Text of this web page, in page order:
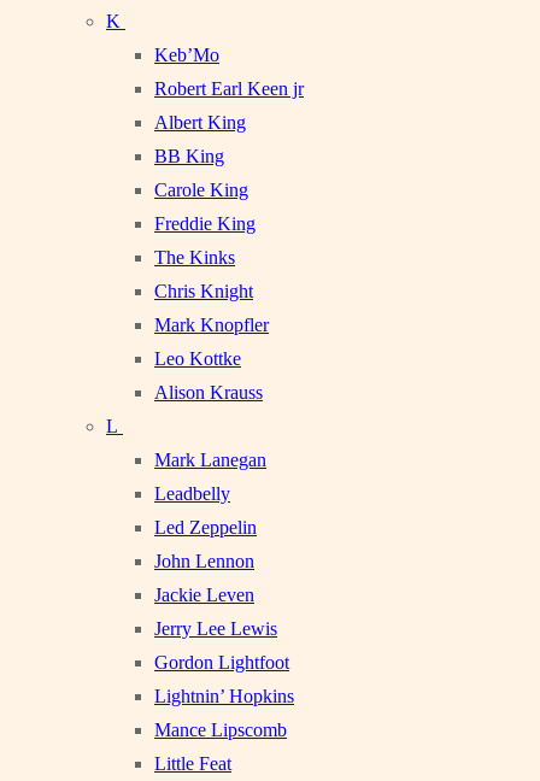
K
Keb’Mo
Robert Earl Keen jr
Albert King
BB King
Carole King
Freddie King
The Kinks
Chris Knight
Mark Knopfler
Leo Kottke
Alison Krauss
L
Mark Lanegan
Leadbelly
Led Zeppelin
John Lennon
Jackie Leven
Jerry Lee Lewis
Gordon Lightfoot
Lightnin’ Hopkins
Mance Lipscomb
Little Feat